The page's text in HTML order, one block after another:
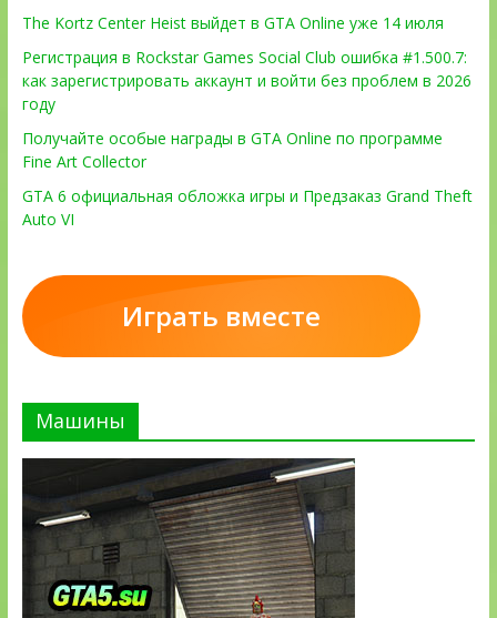
The Kortz Center Heist выйдет в GTA Online уже 14 июля
Регистрация в Rockstar Games Social Club ошибка #1.500.7:
как зарегистрировать аккаунт и войти без проблем в 2026
году
Получайте особые награды в GTA Online по программе
Fine Art Collector
GTA 6 официальная обложка игры и Предзаказ Grand Theft
Auto VI
Играть вместе
Машины